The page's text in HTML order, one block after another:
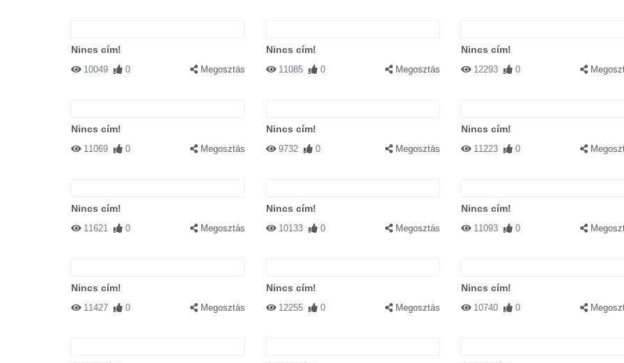
Nincs cím!
10049 0 Megosztás
Nincs cím!
11085 0 Megosztás
Nincs cím!
12293 0
Nincs cím!
11069 0 Megosztás
Nincs cím!
9732 0 Megosztás
Nincs cím!
11223 0
Nincs cím!
11621 0 Megosztás
Nincs cím!
10133 0 Megosztás
Nincs cím!
11093 0
Nincs cím!
11427 0 Megosztás
Nincs cím!
12255 0 Megosztás
Nincs cím!
10740 0